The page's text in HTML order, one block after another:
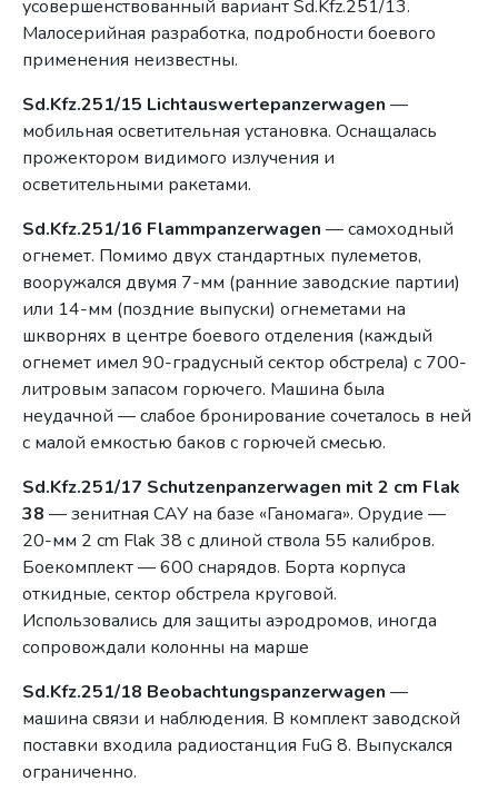
усовершенствованный вариант Sd.Kfz.251/13.
Малосерийная разработка, подробности боевого
применения неизвестны.
Sd.Kfz.251/15 Lichtauswertepanzerwagen —
мобильная осветительная установка. Оснащалась
прожектором видимого излучения и
осветительными ракетами.
Sd.Kfz.251/16 Flammpanzerwagen — самоходный
огнемет. Помимо двух стандартных пулеметов,
вооружался двумя 7-мм (ранние заводские партии)
или 14-мм (поздние выпуски) огнеметами на
шкворнях в центре боевого отделения (каждый
огнемет имел 90-градусный сектор обстрела) с 700-
литровым запасом горючего. Машина была
неудачной — слабое бронирование сочеталось в ней
с малой емкостью баков с горючей смесью.
Sd.Kfz.251/17 Schutzenpanzerwagen mit 2 cm Flak
38 — зенитная САУ на базе «Ганомага». Орудие —
20-мм 2 cm Flak 38 с длиной ствола 55 калибров.
Боекомплект — 600 снарядов. Борта корпуса
откидные, сектор обстрела круговой.
Использовались для защиты аэродромов, иногда
сопровождали колонны на марше
Sd.Kfz.251/18 Beobachtungspanzerwagen —
машина связи и наблюдения. В комплект заводской
поставки входила радиостанция FuG 8. Выпускался
ограниченно.